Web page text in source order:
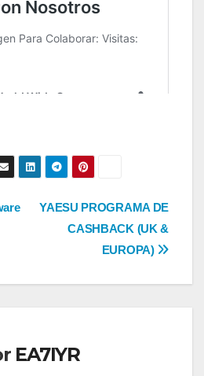
YAESU PROGRAMA DE
CASHBACK (UK &
EUROPA)
EA7IYR